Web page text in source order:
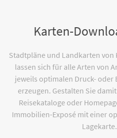
Karten-
Stadtpläne und Landkarten von
lassen sich für alle Arten von
jeweils optimalen Druck-
erzeugen. Gestalten Sie
Reisekataloge oder
Immobilien-Exposé mit einer
Lagekarte.